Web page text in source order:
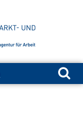
Suchen nach: